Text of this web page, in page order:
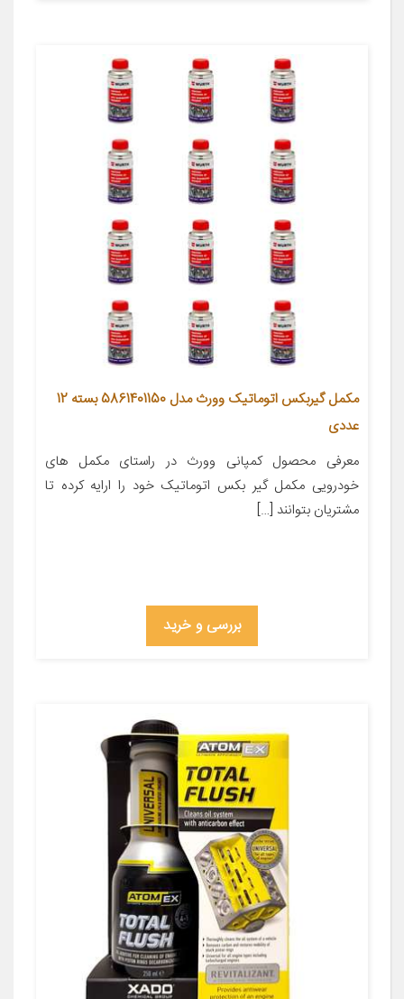
مکمل گیربکس اتوماتیک وورث مدل 5861401150 بسته 12
عددی
معرفی محصول کمپانی وورث در راستای مکمل های
خودرویی مکمل گیر بکس اتوماتیک خود را ارایه کرده تا
مشتریان بتوانند […]
بررسی و خرید